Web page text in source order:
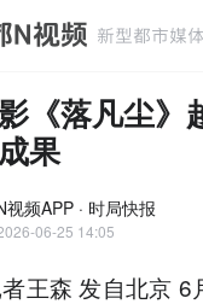
《落凡尘》
果
视频APP · 时局快报
06-25 14:05
王森 发自北京 6